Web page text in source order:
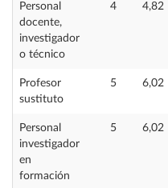
Personal
docente,
investigador
o técnico
4 4,82
Profesor
sustituto
5 6,02
Personal
investigador
en
formación
5 6,02